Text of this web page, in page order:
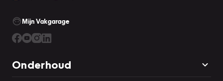
Mijn Vakgarage
Onderhoud